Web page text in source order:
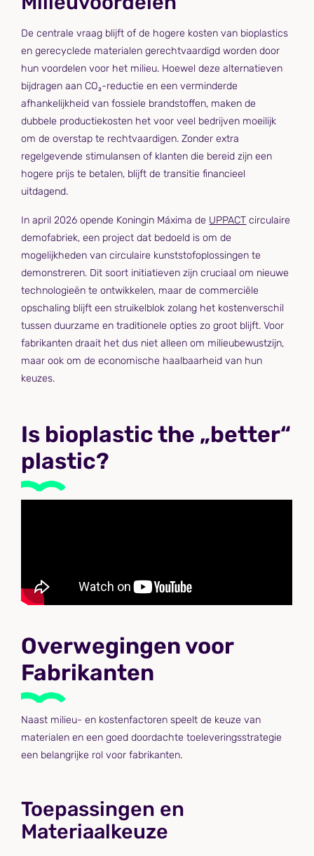
De centrale vraag blijft of de hogere kosten van bioplastics
en gerecyclede materialen gerechtvaardigd worden door
hun voordelen voor het milieu. Hoewel deze alternatieven
bijdragen aan CO₂-reductie en een verminderde
afhankelijkheid van fossiele brandstoffen, maken de
dubbele productiekosten het voor veel bedrijven moeilijk
om de overstap te rechtvaardigen. Zonder extra
regelgevende stimulansen of klanten die bereid zijn een
hogere prijs te betalen, blijft de transitie financieel
uitdagend.
In april 2026 opende Koningin Máxima de UPPACT circulaire
demofabriek, een project dat bedoeld is om de
mogelijkheden van circulaire kunststofoplossingen te
demonstreren. Dit soort initiatieven zijn cruciaal om nieuwe
technologieën te ontwikkelen, maar de commerciële
opschaling blijft een struikelblok zolang het kostenverschil
tussen duurzame en traditionele opties zo groot blijft. Voor
fabrikanten draait het dus niet alleen om milieubewustzijn,
maar ook om de economische haalbaarheid van hun
keuzes.
Is bioplastic the „better“
plastic?
Overwegingen voor
Fabrikanten
Naast milieu- en kostenfactoren speelt de keuze van
materialen en een goed doordachte toeleveringsstrategie
een belangrijke rol voor fabrikanten.
Toepassingen en
Materiaalkeuze